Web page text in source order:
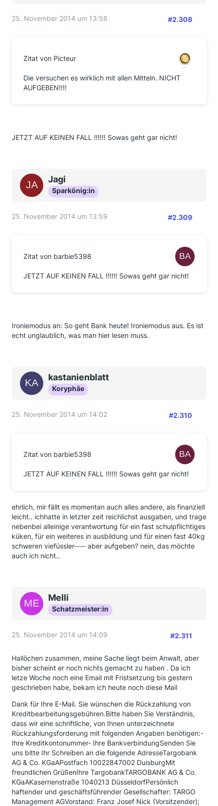
25. November 2014 um 13:58 #2.308
Zitat von Picteur
Die versuchen es wirklich mit allen Mitteln. NICHT
AUFGEBEN!!!!
JETZT AUF KEINEN FALL !!!!!! Sowas geht gar nicht!
Jagi
Sparkönig:in
25. November 2014 um 13:59 #2.309
Zitat von barbie5398
JETZT AUF KEINEN FALL !!!!!! Sowas geht gar nicht!
Ironiemodus an: So geht Bank heute! Ironiemodus aus. Es ist
echt unglaublich, was man hier lesen muss.
kastanienblatt
Koryphäe
25. November 2014 um 14:02 #2.310
Zitat von barbie5398
JETZT AUF KEINEN FALL !!!!!! Sowas geht gar nicht!
ehrlich, mir fällt es momentan auch alles andere, als finanziell
leicht.. ichhatte in letzter zeit reichlichst ausgaben, und trage
nebenbei alleinige verantwortung für ein fast schulpflichtiges
küken, für ein weiteres in ausbildung und für einen fast 40kg
schweren viefüssler---- aber aufgeben? nein, das möchte
auch ich nicht..
Melli
Schatzmeister:in
25. November 2014 um 14:09 #2.311
Hallöchen zusammen, meine Sache liegt beim Anwalt, aber
bisher scheint er noch nichts gemacht zu haben . Da ich
letze Woche noch eine Email mit Fristsetzung bis gestern
geschrieben habe, bekam ich heute noch diese Mail
Dank für Ihre E-Mail. Sie wünschen die Rückzahlung von
Kreditbearbeitungsgebühren.Bitte haben Sie Verständnis,
dass wir eine schriftliche, von Ihnen unterzeichnete
Rückzahlungsforderung mit folgenden Angaben benötigen:-
Ihre Kreditkontonummer- Ihre BankverbindungSenden Sie
uns bitte Ihr Schreiben an die folgende AdresseTargobank
AG & Co. KGaAPostfach 10022847002 DuisburgMit
freundlichen GrüßenIhre TargobankTARGOBANK AG & Co.
KGaAKasernenstraße 1040213 DüsseldorfPersönlich
haftender und geschäftsführender Gesellschafter: TARGO
Management AGVorstand: Franz Josef Nick (Vorsitzender);